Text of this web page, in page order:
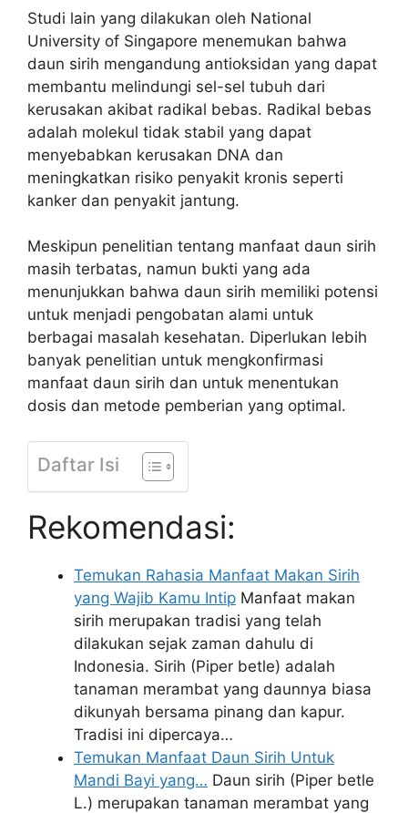
Studi lain yang dilakukan oleh National
University of Singapore menemukan bahwa
daun sirih mengandung antioksidan yang dapat
membantu melindungi sel-sel tubuh dari
kerusakan akibat radikal bebas. Radikal bebas
adalah molekul tidak stabil yang dapat
menyebabkan kerusakan DNA dan
meningkatkan risiko penyakit kronis seperti
kanker dan penyakit jantung.
Meskipun penelitian tentang manfaat daun sirih
masih terbatas, namun bukti yang ada
menunjukkan bahwa daun sirih memiliki potensi
untuk menjadi pengobatan alami untuk
berbagai masalah kesehatan. Diperlukan lebih
banyak penelitian untuk mengkonfirmasi
manfaat daun sirih dan untuk menentukan
dosis dan metode pemberian yang optimal.
Daftar Isi
Rekomendasi:
Temukan Rahasia Manfaat Makan Sirih
yang Wajib Kamu Intip Manfaat makan
sirih merupakan tradisi yang telah
dilakukan sejak zaman dahulu di
Indonesia. Sirih (Piper betle) adalah
tanaman merambat yang daunnya biasa
dikunyah bersama pinang dan kapur.
Tradisi ini dipercaya…
Temukan Manfaat Daun Sirih Untuk
Mandi Bayi yang… Daun sirih (Piper betle
L.) merupakan tanaman merambat yang